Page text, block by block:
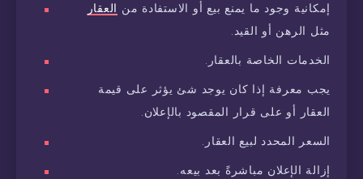
إمكانية وجود ما يمنع بيع أو الاستفادة من العقار
مثل الرهن أو القيد.
الخدمات الخاصة بالعقار.
يجب معرفة إذا كان يوجد شئ يؤثر على قيمة
العقار أو على قرار المقصود بالإعلان.
السعر المحدد لبيع العقار.
إزالة الإعلان مباشرةً بعد بيعه.